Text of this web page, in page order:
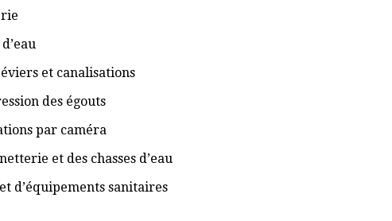
et canalisations
des égouts
par caméra
et des chasses d’eau
d’équipements sanitaires